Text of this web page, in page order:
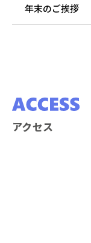
年末のご挨拶
アクセス